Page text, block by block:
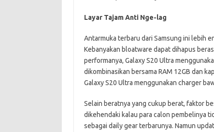
Layar Tajam Anti Nge-lag
Antarmuka terbaru dari Samsung ini lebih
Kebanyakan bloatware dapat dihapus
performanya, Galaxy S20 Ultra
dikombinasikan bersama RAM 12GB dan
Galaxy S20 Ultra menggunakan charger
Selain beratnya yang cukup berat, faktor
dikehendaki kalau para calon pembelinya
sebagai daily gear terbarunya. Namun